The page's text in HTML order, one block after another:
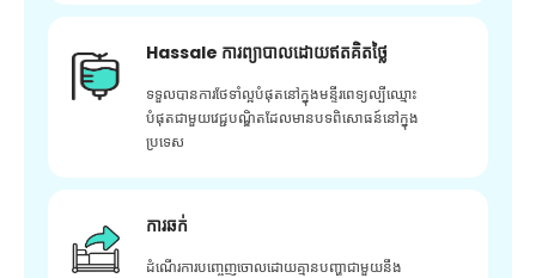
Hassale ការព្យាបាលដោយឥតគិតថ្លៃ
ទទួលបានការថែទាំល្អបំផុតនៅក្នុងមន្ទីរពេទ្យល្បីឈ្មោះ
បំផុតជាមួយវេជ្ជបណ្ឌិតដែលមានបទពិសោធន៍នៅក្នុង
ប្រទេស
ការឆក់
ដំណើរការបញ្ចេញចោលដោយគ្មានបញ្ហាជាមួយនឹង